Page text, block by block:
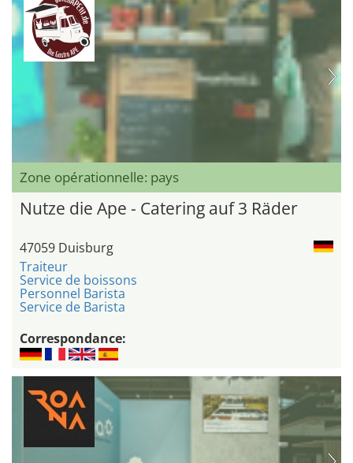
Zone opérationnelle: pays
Nutze die Ape - Catering auf 3 Räder
47059 Duisburg
Traiteur
Service de boissons
Personnel Barista
Service de Barista
Correspondance: